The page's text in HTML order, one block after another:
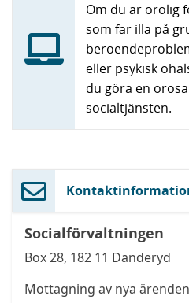
Om du är orolig
som far illa på
eller psykisk
du göra en
socialtjänsten.
Socialförvaltningen
Box 28, 182 11 Danderyd
Mottagning av nya ärenden